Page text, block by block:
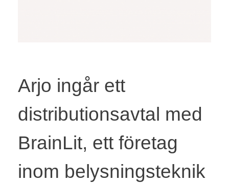
Arjo ingår ett
distributionsavtal med
BrainLit, ett företag
inom belysningsteknik